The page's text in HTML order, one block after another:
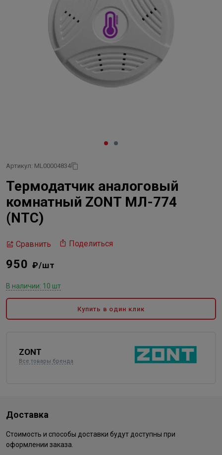
Артикул: ML00004834
Термодатчик аналоговый
комнатный ZONT МЛ-774
(NTC)
Сравнить Поделиться
950 ₽/шт
В наличии: 10 шт
Купить в один клик
ZONT
Все товары бренда
Доставка
Стоимость и способы доставки будут доступны при
оформлении заказа.